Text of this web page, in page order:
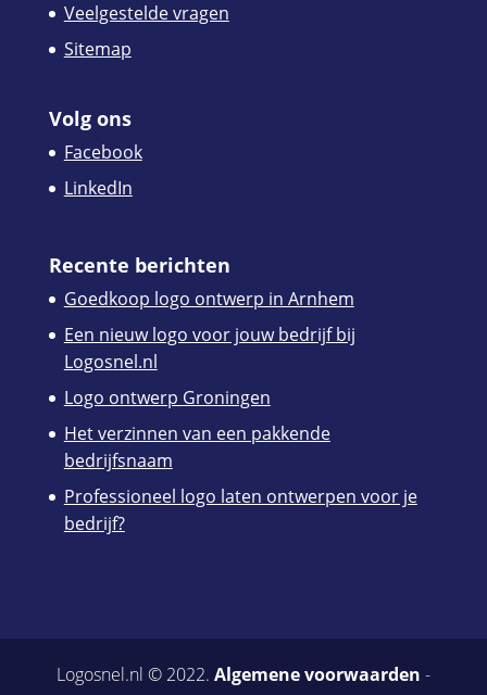
Veelgestelde vragen
Sitemap
Volg ons
Facebook
LinkedIn
Recente berichten
Goedkoop logo ontwerp in Arnhem
Een nieuw logo voor jouw bedrijf bij
Logosnel.nl
Logo ontwerp Groningen
Het verzinnen van een pakkende
bedrijfsnaam
Professioneel logo laten ontwerpen voor je
bedrijf?
Logosnel.nl © 2022. Algemene voorwaarden -